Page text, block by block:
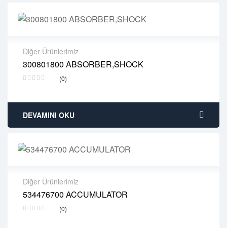
Diğer Ürünlerimiz
300801800 ABSORBER,SHOCK
(0)
2 years warranty
Delivery time: 1-2 business days
DEVAMINI OKU
Diğer Ürünlerimiz
534476700 ACCUMULATOR
(0)
2 years warranty
Delivery time: 1-2 business days